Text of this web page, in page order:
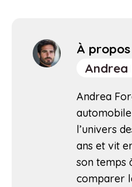
À
Andrea
Andrea
l’univers
ans et vit
son temps
comparer